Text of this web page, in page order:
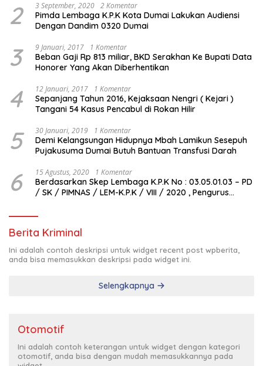
2 3 September, 2020 2 Komentar
Pimda Lembaga K.P.K Kota Dumai Lakukan Audiensi
Dengan Dandim 0320 Dumai
3 9 Januari, 2017 1 Komentar
Beban Gaji Rp 813 miliar, BKD Serakhan Ke Bupati Data
Honorer Yang Akan Diberhentikan
4 12 Januari, 2017 1 Komentar
Sepanjang Tahun 2016, Kejaksaan Nengri ( Kejari )
Tangani 54 Kasus Pencabul di Rokan Hilir
5 30 Januari, 2019 1 Komentar
Demi Kelangsungan Hidupnya Mbah Lamikun Sesepuh
Pujakusuma Dumai Butuh Bantuan Transfusi Darah
6 15 Agustus, 2020 1 Komentar
Berdasarkan Skep Lembaga K.P.K No : 03.05.01.03 – PD
/ SK / PIMNAS / LEM-K.P.K / VIII / 2020 , Pengurus
Berita Kriminal
Ini adalah contoh deskripsi untuk widget recent post wpberita,
anda bisa memasukkan deskripsi pada widget ini.
Selengkapnya
Otomotif
Ini adalah contoh keterangan untuk widget dengan kategori
otomotif, anda bisa dengan mudah memasukkannya pada